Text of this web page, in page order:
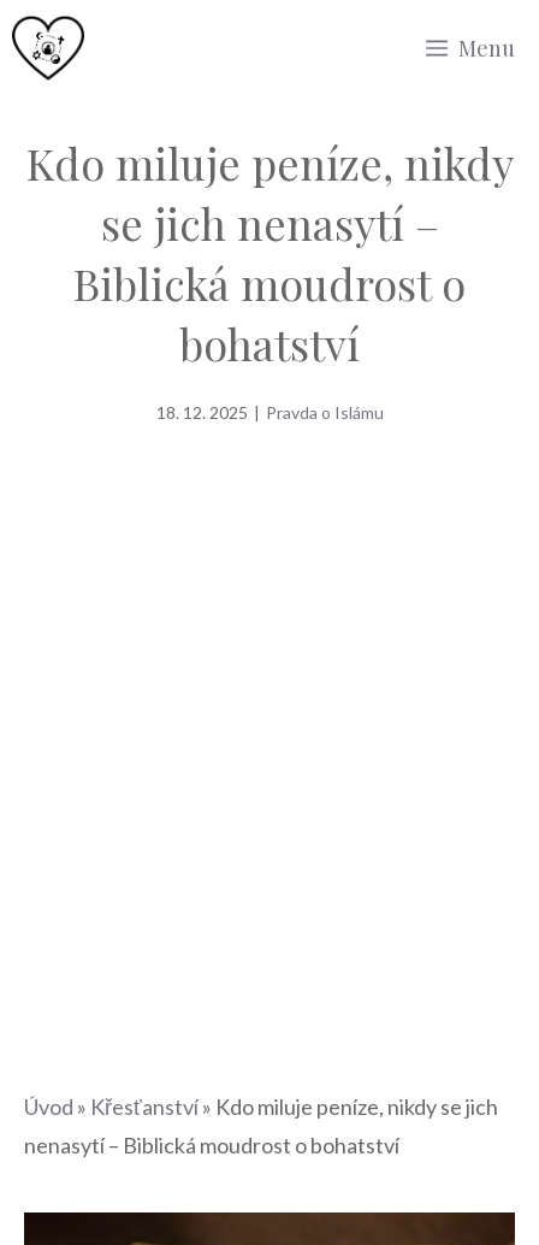
Přeskočit
na
Menu
Kdo miluje peníze, nikdy
se jich nenasytí –
Biblická moudrost o
bohatství
18. 12. 2025 | Pravda o Islámu
Úvod » Křesťanství» Kdo miluje peníze, nikdy se jich
nenasytí – Biblická moudrost o bohatství